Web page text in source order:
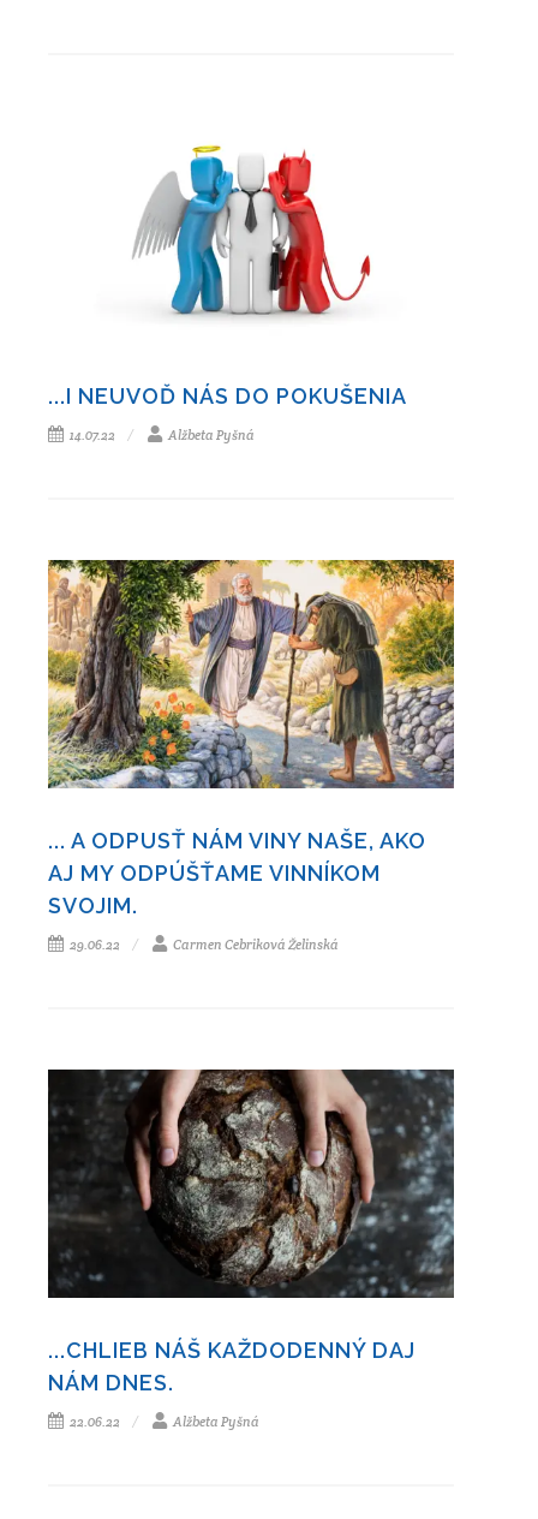
...I NEUVOĎ NÁS DO POKUŠENIA
14.07.22 Alžbeta Pyšná
... A ODPUSŤ NÁM VINY NAŠE, AKO
AJ MY ODPÚŠŤAME VINNÍKOM
SVOJIM.
29.06.22 Carmen Cebriková Želinská
...CHLIEB NÁŠ KAŽDODENNÝ DAJ
NÁM DNES.
22.06.22 Alžbeta Pyšná